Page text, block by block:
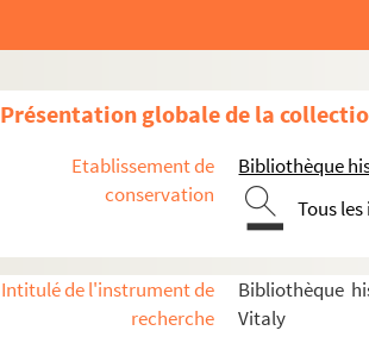
Présentation globale de la
Etablissement de
conservation
Bibliothèque
Tous
Intitulé de l'instrument de
recherche
Bibliothèque
Vitaly
Le mal court (1963)
Les rustres (1963)
2+2=2 (1964)
L'avare (1965)
L'histoire de Tobie et de Sara (1965)
Marie Stuart (1965)